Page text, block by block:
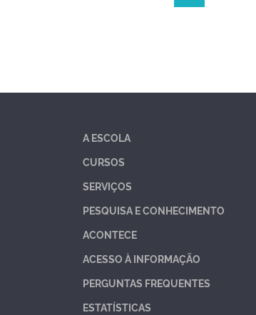
A ESCOLA
CURSOS
SERVIÇOS
PESQUISA E CONHECIMENTO
ACONTECE
ACESSO À INFORMAÇÃO
PERGUNTAS FREQUENTES
ESTATÍSTICAS